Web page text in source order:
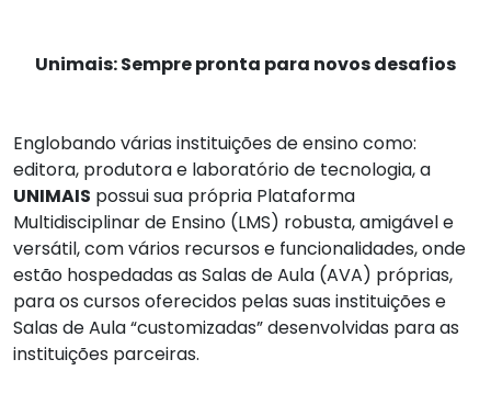
Unimais: Sempre pronta para novos desafios
Englobando várias instituições de ensino como:
editora, produtora e laboratório de tecnologia, a
UNIMAIS possui sua própria Plataforma
Multidisciplinar de Ensino (LMS) robusta, amigável e
versátil, com vários recursos e funcionalidades, onde
estão hospedadas as Salas de Aula (AVA) próprias,
para os cursos oferecidos pelas suas instituições e
Salas de Aula “customizadas” desenvolvidas para as
instituições parceiras.